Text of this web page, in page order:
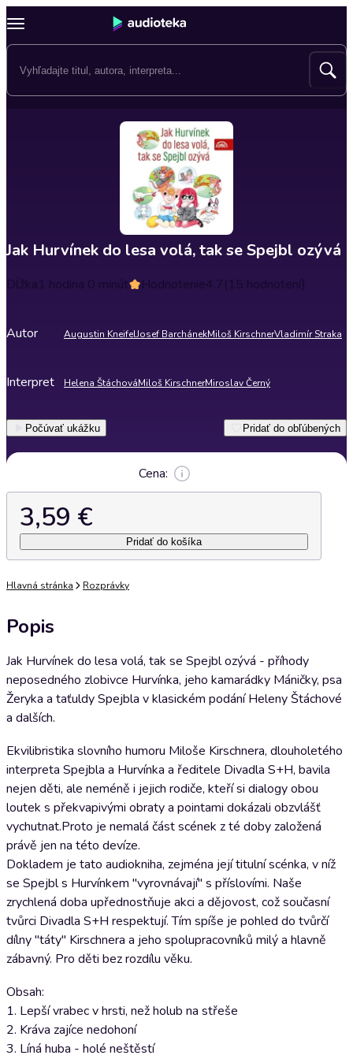
Jak Hurvínek do lesa volá, tak se Spejbl ozývá
Dĺžka1 hodina 0 minút Hodnotenie4.7(15 hodnotení)
Autor Augustin KneifelJosef BarchánekMiloš KirschnerVladimír Straka
Interpret Helena ŠtáchováMiloš KirschnerMiroslav Černý
Počúvať ukážku Pridať do obľúbených
Cena:
3,59 €
Pridať do košíka
Hlavná stránka Rozprávky
Popis
Jak Hurvínek do lesa volá, tak se Spejbl ozývá - příhody
neposedného zlobivce Hurvínka, jeho kamarádky Máničky, psa
Žeryka a taťuldy Spejbla v klasickém podání Heleny Štáchové
a dalších.
Ekvilibristika slovního humoru Miloše Kirschnera, dlouholetého
interpreta Spejbla a Hurvínka a ředitele Divadla S+H, bavila
nejen děti, ale neméně i jejich rodiče, kteří si dialogy obou
loutek s překvapivými obraty a pointami dokázali obzvlášť
vychutnat.Proto je nemalá část scének z té doby založená
právě jen na této devíze.
Dokladem je tato audiokniha, zejména její titulní scénka, v níž
se Spejbl s Hurvínkem "vyrovnávají" s příslovími. Naše
zrychlená doba upřednostňuje akci a dějovost, což současní
tvůrci Divadla S+H respektují. Tím spíše je pohled do tvůrčí
dílny "táty" Kirschnera a jeho spolupracovníků milý a hlavně
zábavný. Pro děti bez rozdílu věku.
Obsah:
1. Lepší vrabec v hrsti, než holub na střeše
2. Kráva zajíce nedohoní
3. Líná huba - holé neštěstí